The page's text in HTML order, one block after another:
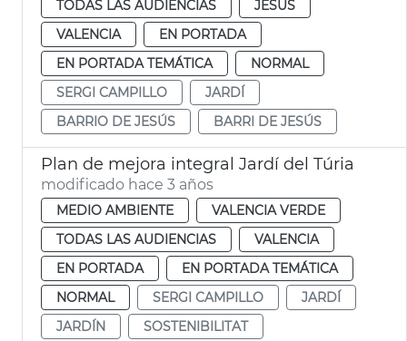
TODAS LAS AUDIENCIAS
JESUS
VALENCIA
EN PORTADA
EN PORTADA TEMÁTICA
NORMAL
SERGI CAMPILLO
JARDÍ
BARRIO DE JESÚS
BARRI DE JESÚS
Plan de mejora integral Jardí del Túria
modificado hace 3 años
MEDIO AMBIENTE
VALENCIA VERDE
TODAS LAS AUDIENCIAS
VALENCIA
EN PORTADA
EN PORTADA TEMÁTICA
NORMAL
SERGI CAMPILLO
JARDÍ
JARDÍN
SOSTENIBILITAT